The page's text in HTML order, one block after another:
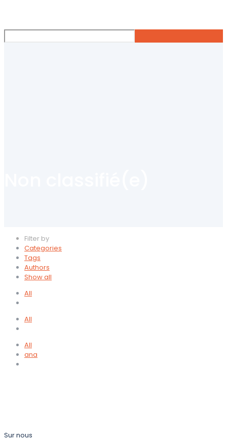
Filter by
Categories
Tags
Authors
Show all
All
All
All
ana
Sur nous